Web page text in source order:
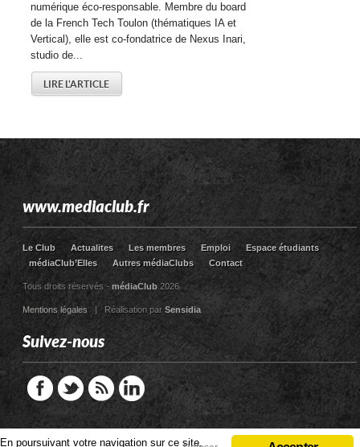
numérique éco-responsable. Membre du board
de la French Tech Toulon (thématiques IA et
Vertical), elle est co-fondatrice de Nexus Inari,
studio de...
LIRE L'ARTICLE
www.mediaclub.fr
Le Club Actualites Les membres Emploi
Espace étudiants
médiaClub’Elles
Autres médiaClubs Contact
Tous droits réservés -médiaClub 2026
Mentions légales| Réalisation parSensidia
Suivez-nous
En poursuivant votre navigation sur ce site,
En poursuivant votre navigation sur ce site,